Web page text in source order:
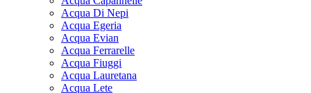
Acqua Di Nepi
Acqua Egeria
Acqua Evian
Acqua Ferrarelle
Acqua Fiuggi
Acqua Lauretana
Acqua Lete